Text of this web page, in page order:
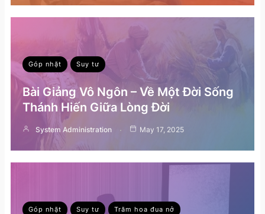
Góp nhặt Suy tư
Bài Giảng Vô Ngôn – Về Một Đời Sống
Thánh Hiến Giữa Lòng Đời
System Administration May 17, 2025
Góp nhặt Suy tư Trăm hoa đua nở